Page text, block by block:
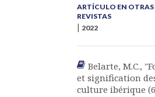
ARTÍCULO EN OTRAS
REVISTAS
| 2022
Belarte, M.C.,
et signification
culture ibérique